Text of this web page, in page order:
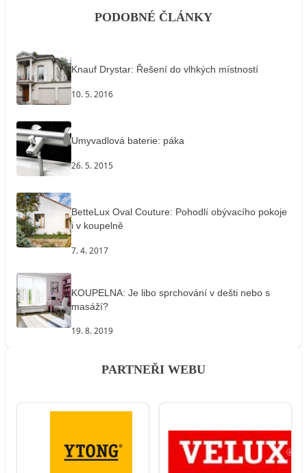
PODOBNÉ ČLÁNKY
Knauf Drystar: Řešení do vlhkých místností
10. 5. 2016
Umyvadlová baterie: páka
26. 5. 2015
BetteLux Oval Couture: Pohodlí obývacího pokoje
i v koupelně
7. 4. 2017
KOUPELNA: Je libo sprchování v dešti nebo s
masáží?
19. 8. 2019
PARTNEŘI WEBU